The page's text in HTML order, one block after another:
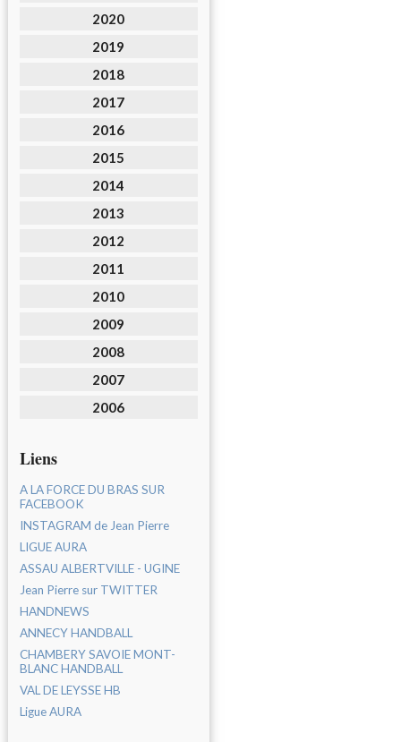
2020
2019
2018
2017
2016
2015
2014
2013
2012
2011
2010
2009
2008
2007
2006
Liens
A LA FORCE DU BRAS SUR
FACEBOOK
INSTAGRAM de Jean Pierre
LIGUE AURA
ASSAU ALBERTVILLE - UGINE
Jean Pierre sur TWITTER
HANDNEWS
ANNECY HANDBALL
CHAMBERY SAVOIE MONT-
BLANC HANDBALL
VAL DE LEYSSE HB
Ligue AURA